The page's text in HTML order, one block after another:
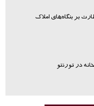
بر بنگاه‌های املاک